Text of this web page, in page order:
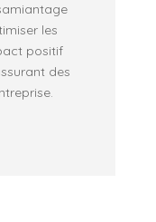
les
positif
des